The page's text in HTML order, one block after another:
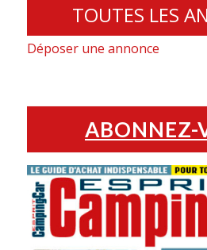
TOUTES LES
Déposer une annonce
ABONNEZ-